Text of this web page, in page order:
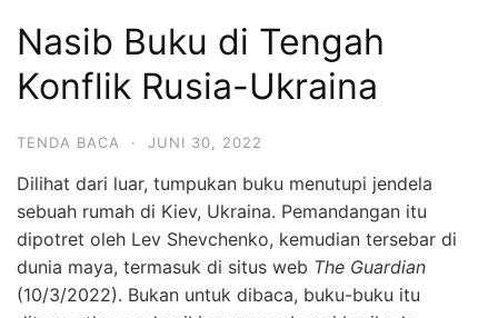
Nasib Buku di Tengah
Konflik Rusia-Ukraina
TENDA BACA · JUNI 30, 2022
Dilihat dari luar, tumpukan buku menutupi jendela
sebuah rumah di Kiev, Ukraina. Pemandangan itu
dipotret oleh Lev Shevchenko, kemudian tersebar di
dunia maya, termasuk di situs web The Guardian
(10/3/2022). Bukan untuk dibaca, buku-buku itu